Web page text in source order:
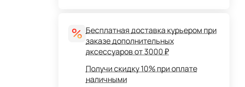
Бесплатная доставка курьером при
заказе дополнительных
аксессуаров от 3000 ₽
Получи скидку 10% при оплате
наличными